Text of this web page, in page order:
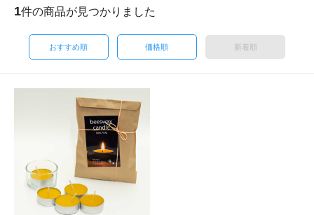
1件の商品が見つかりました
おすすめ順 価格順 新着順